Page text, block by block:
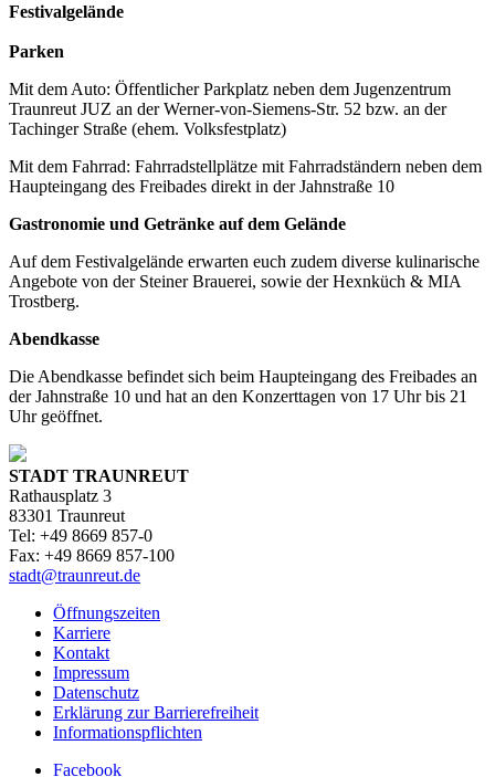
Festivalgelände
Parken
Mit dem Auto: Öffentlicher Parkplatz neben dem Jugenzentrum
Traunreut JUZ an der Werner-von-Siemens-Str. 52 bzw. an der
Tachinger Straße (ehem. Volksfestplatz)
Mit dem Fahrrad: Fahrradstellplätze mit Fahrradständern neben dem
Haupteingang des Freibades direkt in der Jahnstraße 10
Gastronomie und Getränke auf dem Gelände
Auf dem Festivalgelände erwarten euch zudem diverse kulinarische
Angebote von der Steiner Brauerei, sowie der Hexnküch & MIA
Trostberg.
Abendkasse
Die Abendkasse befindet sich beim Haupteingang des Freibades an
der Jahnstraße 10 und hat an den Konzerttagen von 17 Uhr bis 21
Uhr geöffnet.
STADT TRAUNREUT
Rathausplatz 3
83301 Traunreut
Tel: +49 8669 857-0
Fax: +49 8669 857-100
stadt@traunreut.de
Öffnungszeiten
Karriere
Kontakt
Impressum
Datenschutz
Erklärung zur Barrierefreiheit
Informationspflichten
Facebook